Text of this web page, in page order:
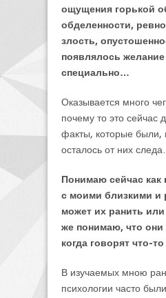
ощущения горькой
обделенности,
злость,
появлялось желание
специально…
Оказывается много
почему то это сейчас
факты, которые были,
осталось от них
Понимаю сейчас как
с моими близкими и
может их ранить
же понимаю, что
когда говорят что-
В изучаемых мною
психологии часто